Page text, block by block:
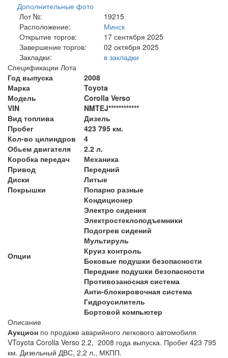
Дополнительные фото
Лот №:
19215
Расположение:
Минск
Открытие торгов:
17 сентября 2025
Завершение торгов:
02 октября 2025
Закладки:
в закладки
Спецификации Лота
Год выпуска
2008
Марка
Toyota
Модель
Corolla Verso
VIN
NMTEJ************
Вид топлива
Дизель
Пробег
423 795 км.
Кол-во цилиндров
4
Обьем двигателя
2.2 л.
Коробка передач
Механика
Привод
Передний
Диски
Литые
Покрышки
Попарно разные
Опции
Кондиционер
Электро сидения
Электростеклоподъемники
Подогрев сидений
Мультируль
Круиз контроль
Боковые подушки безопасности
Передние подушки безопасности
Противозаносная система
Анти-блокировочная система
Гидроусилитель
Бортовой компьютер
Описание
Аукцион по продаже аварийного легкового автомобиля
VToyota Corolla Verso 2.2, 2008 года выпуска. Пробег 423 795
км. Дизельный ДВС, 2.2 л., МКПП.